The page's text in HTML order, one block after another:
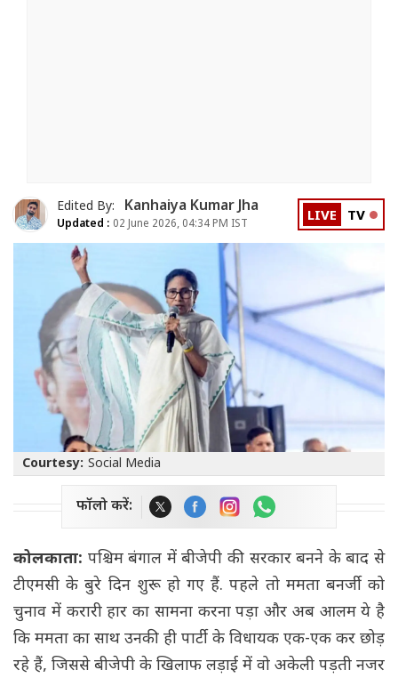
Edited By: Kanhaiya Kumar Jha
Updated : 02 June 2026, 04:34 PM IST LIVE TV
Courtesy: Social Media
फॉलो करें:
कोलकाता: पश्चिम बंगाल में बीजेपी की सरकार बनने के बाद से
टीएमसी के बुरे दिन शुरू हो गए हैं. पहले तो ममता बनर्जी को
चुनाव में करारी हार का सामना करना पड़ा और अब आलम ये है
कि ममता का साथ उनकी ही पार्टी के विधायक एक-एक कर छोड़
रहे हैं, जिससे बीजेपी के खिलाफ लड़ाई में वो अकेली पड़ती नजर